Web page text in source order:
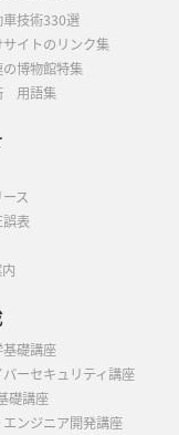
車技術330選
イトのリンク集
の博物館特集
用語集
ス
表
基礎講座
ーセキュリティ講座
礎講座
ンジニア開発講座